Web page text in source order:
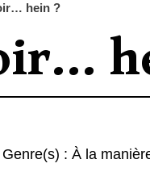
hein ?
Genre(s) : À la